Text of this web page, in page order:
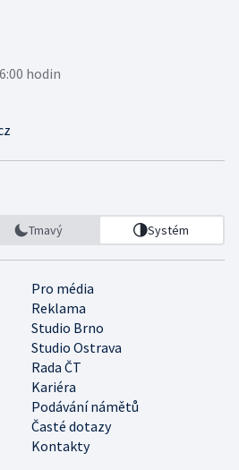
hodin
Tmavý Systém
Pro média
Reklama
Studio Brno
Studio Ostrava
Rada ČT
Kariéra
Podávání námětů
Časté dotazy
Kontakty